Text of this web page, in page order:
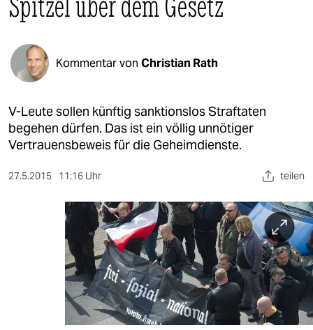
politik
öko
gesellschaft
kultur
sport
berlin
wahrheit
veranstaltungen
Kommentar von Christian Rath
V-Leute sollen künftig sanktionslos Straftaten
begehen dürfen. Das ist ein völlig unnötiger
Vertrauensbeweis für die Geheimdienste.
27.5.2015 11:16 Uhr teilen